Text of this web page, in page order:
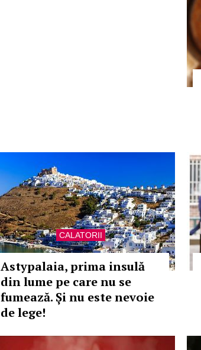
CALATORII
Astypalaia, prima insulă
din lume pe care nu se
fumează. Și nu este nevoie
de lege!